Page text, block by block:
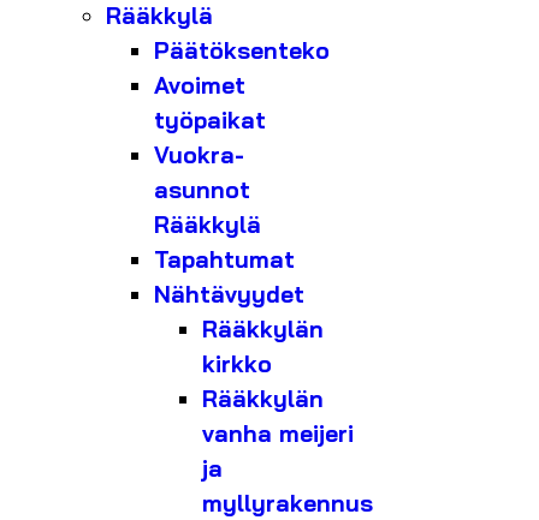
Rääkkylä
Päätöksenteko
Avoimet
työpaikat
Vuokra-
asunnot
Rääkkylä
Tapahtumat
Nähtävyydet
Rääkkylän
kirkko
Rääkkylän
vanha meijeri
ja
myllyrakennus